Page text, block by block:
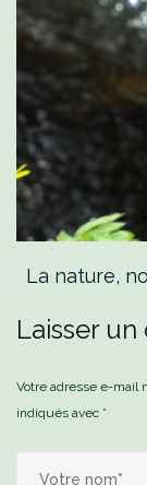
La nature,
Laisser
Votre adresse e-mail
indiqués avec *